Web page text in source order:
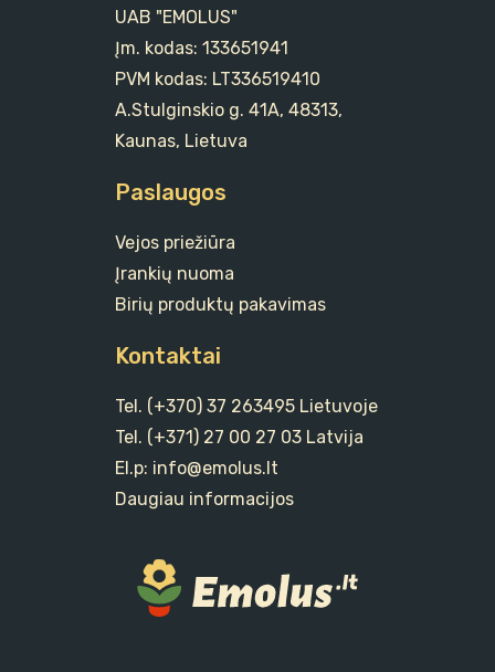
UAB "EMOLUS"
Įm. kodas: 133651941
PVM kodas: LT336519410
A.Stulginskio g. 41A, 48313,
Kaunas, Lietuva
Paslaugos
Vejos priežiūra
Įrankių nuoma
Birių produktų pakavimas
Kontaktai
Tel. (+370) 37 263495 Lietuvoje
Tel. (+371) 27 00 27 03 Latvija
El.p: info@emolus.lt
Daugiau informacijos